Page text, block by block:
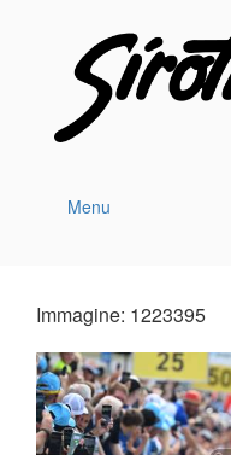
Menu
Immagine: 1223395